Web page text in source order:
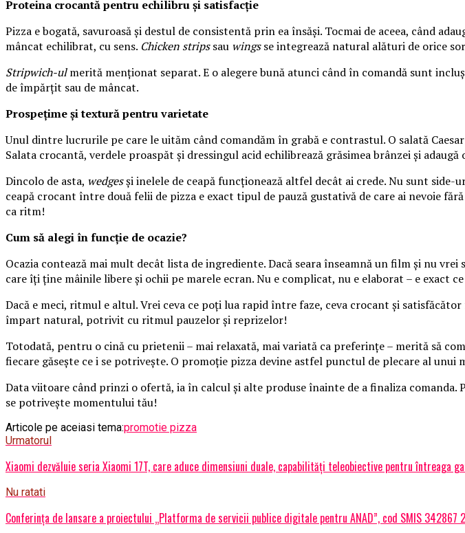
Proteina crocantă pentru echilibru și satisfacție
Pizza e bogată, savuroasă și destul de consistentă prin ea însăși. Tocmai de aceea, când
mâncat echilibrat, cu sens. Chicken stripssau wingsse integrează natural alături de orice
Stripwich-ulmerită menționat separat. E o alegere bună atunci când în comandă sunt
de împărțit sau de mâncat.
Prospețime și textură pentru varietate
Unul dintre lucrurile pe care le uităm când comandăm în grabă e contrastul. O salată
Salata crocantă, verdele proaspăt și dressingul acid echilibrează grăsimea brânzei și
Dincolo de asta, wedgesși inelele de ceapă funcționează altfel decât ai crede. Nu sunt
ceapă crocant între două felii de pizza e exact tipul de pauză gustativă de care ai nevoie
ca ritm!
Cum să alegi în funcție de ocazie?
Ocazia contează mai mult decât lista de ingrediente. Dacă seara înseamnă un film și nu
care îți ține mâinile libere și ochii pe marele ecran. Nu e complicat, nu e elaborat – e exact
Dacă e meci, ritmul e altul. Vrei ceva ce poți lua rapid între faze, ceva crocant și satisfăcător
împart natural, potrivit cu ritmul pauzelor și reprizelor!
Totodată, pentru o cină cu prietenii – mai relaxată, mai variată ca preferințe – merită să
fiecare găsește ce i se potrivește. O promoție pizza devine astfel punctul de plecare al
Data viitoare când prinzi o ofertă, ia în calcul și alte produse înainte de a finaliza
se potrivește momentului tău!
Articole pe aceiasi tema:promotie pizza
Urmatorul
Xiaomi dezvăluie seria Xiaomi 17T, care aduce dimensiuni duale, capabilități teleobiective pentru întreaga
Nu ratati
Conferința de lansare a proiectului „Platforma de servicii publice digitale pentru ANAD”, cod SMIS 342867